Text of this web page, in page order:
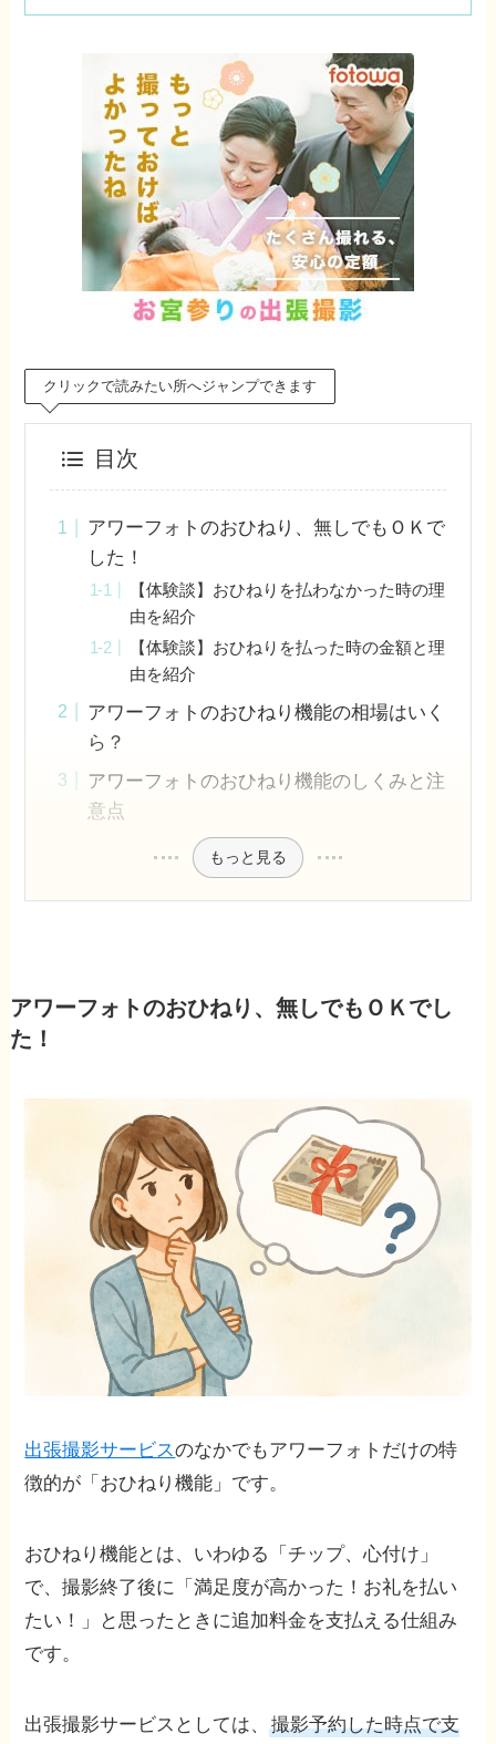
クリックで読みたい所へジャンプできます
目次
アワーフォトのおひねり、無しでもＯＫで
した！
【体験談】おひねりを払わなかった時の理
由を紹介
【体験談】おひねりを払った時の金額と理
由を紹介
アワーフォトのおひねり機能の相場はいく
ら？
アワーフォトのおひねり機能のしくみと注
意点
もっと見る
アワーフォトのおひねり、無しでもＯＫでし
た！
出張撮影サービスのなかでもアワーフォトだけの特
徴的が「おひねり機能」です。
おひねり機能とは、いわゆる「チップ、心付け」
で、撮影終了後に「満足度が高かった！お礼を払い
たい！」と思ったときに追加料金を支払える仕組み
です。
出張撮影サービスとしては、撮影予約した時点で支